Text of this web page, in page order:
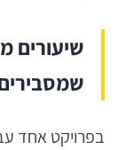
שיעורים
בפרויקט אחד